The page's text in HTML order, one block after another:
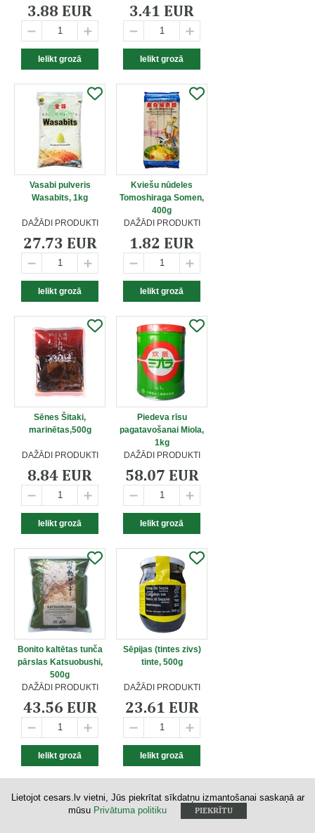
3.88 EUR 3.41 EUR
Vasabi pulveris
Wasabits, 1kg
DAŽĀDI PRODUKTI
27.73 EUR
Kviešu nūdeles
Tomoshiraga Somen,
400g
DAŽĀDI PRODUKTI
1.82 EUR
Sēnes Šitaki,
marinētas,500g
DAŽĀDI PRODUKTI
8.84 EUR
Piedeva rīsu
pagatavošanai Miola,
1kg
DAŽĀDI PRODUKTI
58.07 EUR
Bonito kaltētas tunča
pārslas Katsuobushi,
500g
DAŽĀDI PRODUKTI
43.56 EUR
Sēpijas (tintes zivs)
tinte, 500g
DAŽĀDI PRODUKTI
23.61 EUR
Lietojot cesars.lv vietni, Jūs piekrītat sīkdatņu izmantošanai saskaņā ar
mūsu Privātuma politiku PIEKRĪTU